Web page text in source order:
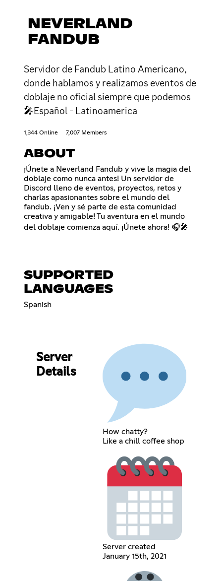
NEVERLAND
FANDUB
Servidor de Fandub Latino Americano,
donde hablamos y realizamos eventos de
doblaje no oficial siempre que podemos
🎤Español - Latinoamerica
1,344 Online 7,007 Members
ABOUT
¡Únete a Neverland Fandub y vive la magia del
doblaje como nunca antes! Un servidor de
Discord lleno de eventos, proyectos, retos y
charlas apasionantes sobre el mundo del
fandub. ¡Ven y sé parte de esta comunidad
creativa y amigable! Tu aventura en el mundo
del doblaje comienza aquí. ¡Únete ahora! 🎧🎤
SUPPORTED
LANGUAGES
Spanish
Server
Details
How chatty?
Like a chill coffee shop
Server created
January 15th, 2021